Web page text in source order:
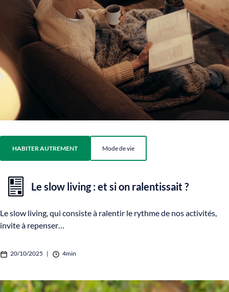
HABITER AUTREMENT Mode de vie
Le slow living : et si on ralentissait ?
Le slow living, qui consiste à ralentir le rythme de nos activités,
invite à repenser…
20/10/2025 | 4min